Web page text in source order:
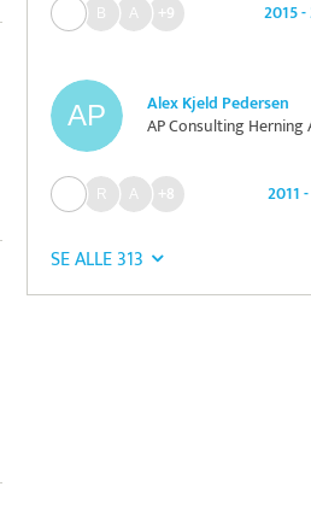
2015
+9
Alex Kjeld Pedersen
AP Consulting Herning
2011
+8
SE ALLE 313